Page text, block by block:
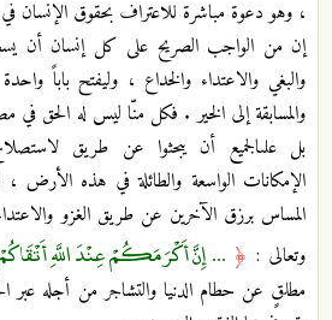
، وهو دعوة مباشرة للاعتراف بحقوق الإنسان
إن من الواجب الصريح على كل إنسان أن
والبغي والاعتداء والخداع ، وليفتح باباً
والمسابقة إلى الخير . فكل منّا ليس له الحق
بل على‏الجميع أن يبحثوا عن طريق
الإمكانات الواسعة والطائلة في هذه
المساس برزق الآخرين عن طريق الغزو
وتعالى : ﴿ ... إِنَّ أَكْرَمَكُمْ عِنْدَ اللَّهِ
مطلقٍ عن حطام الدنيا والتشاجر من أجله عبر